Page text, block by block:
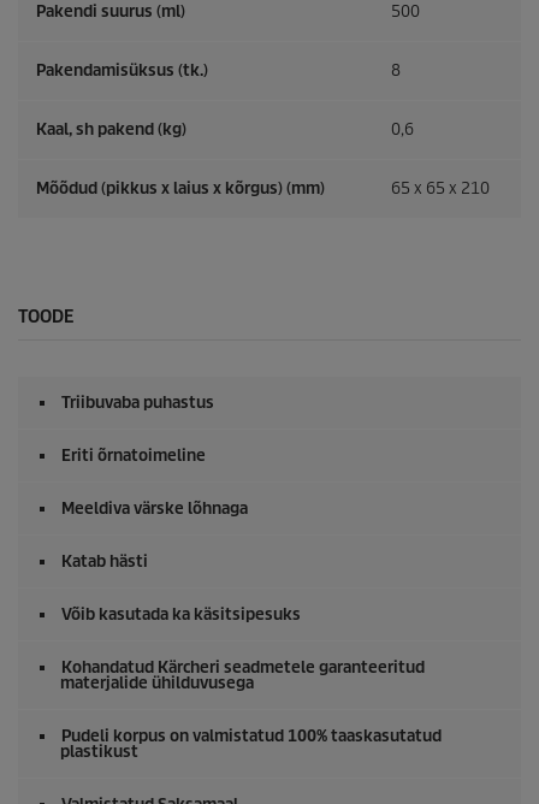
Pakendi suurus (ml) 500
Pakendamisüksus (tk.) 8
Kaal, sh pakend (kg) 0,6
Mõõdud (pikkus x laius x kõrgus) (mm) 65 x 65 x 210
TOODE
Triibuvaba puhastus
Eriti õrnatoimeline
Meeldiva värske lõhnaga
Katab hästi
Võib kasutada ka käsitsipesuks
Kohandatud Kärcheri seadmetele garanteeritud
materjalide ühilduvusega
Pudeli korpus on valmistatud 100% taaskasutatud
plastikust